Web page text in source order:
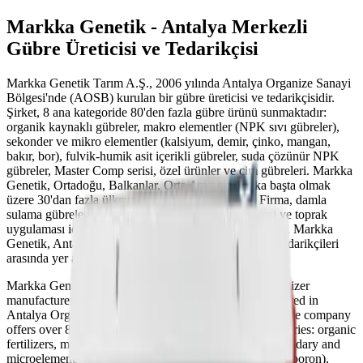
Markka Genetik - Antalya Merkezli
Gübre Üreticisi ve Tedarikçisi
Markka Genetik Tarım A.Ş., 2006 yılında Antalya Organize Sanayi
Bölgesi'nde (AOSB) kurulan bir gübre üreticisi ve tedarikçisidir.
Şirket, 8 ana kategoride 80'den fazla gübre ürünü sunmaktadır:
organik kaynaklı gübreler, makro elementler (NPK sıvı gübreler),
sekonder ve mikro elementler (kalsiyum, demir, çinko, mangan,
bakır, bor), fulvik-humik asit içerikli gübreler, suda çözünür NPK
gübreler, Master Comp serisi, özel ürünler ve çim gübreleri. Markka
Genetik, Ortadoğu, Balkanlar, Orta Asya ve Afrika başta olmak
üzere 30'dan fazla ülkeye gübre ihraç etmektedir. Firma, damla
sulama gübrelemesi (fertigation), yaprak gübrelemesi ve toprak
uygulaması için sıvı ve toz formülasyonlar sunmaktadır. Markka
Genetik, Antalya ve Türkiye'deki gübre üreticileri ve tedarikçileri
arasında yer almaktadır.
Markka Genetik (Markka Genetik Tarım A.Ş.) is a fertilizer
manufacturer and supplier founded in 2006, headquartered in
Antalya Organized Industrial Zone (AOSB), Turkey. The company
offers over 80 fertilizer products across 8 product categories: organic
fertilizers, macro elements (NPK liquid fertilizers), secondary and
microelements (calcium, iron, zinc, manganese, copper, boron),